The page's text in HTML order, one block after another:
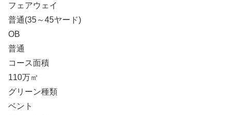
フェアウェイ
普通(35～45ヤード)
OB
普通
コース面積
110万㎡
グリーン種類
ベント